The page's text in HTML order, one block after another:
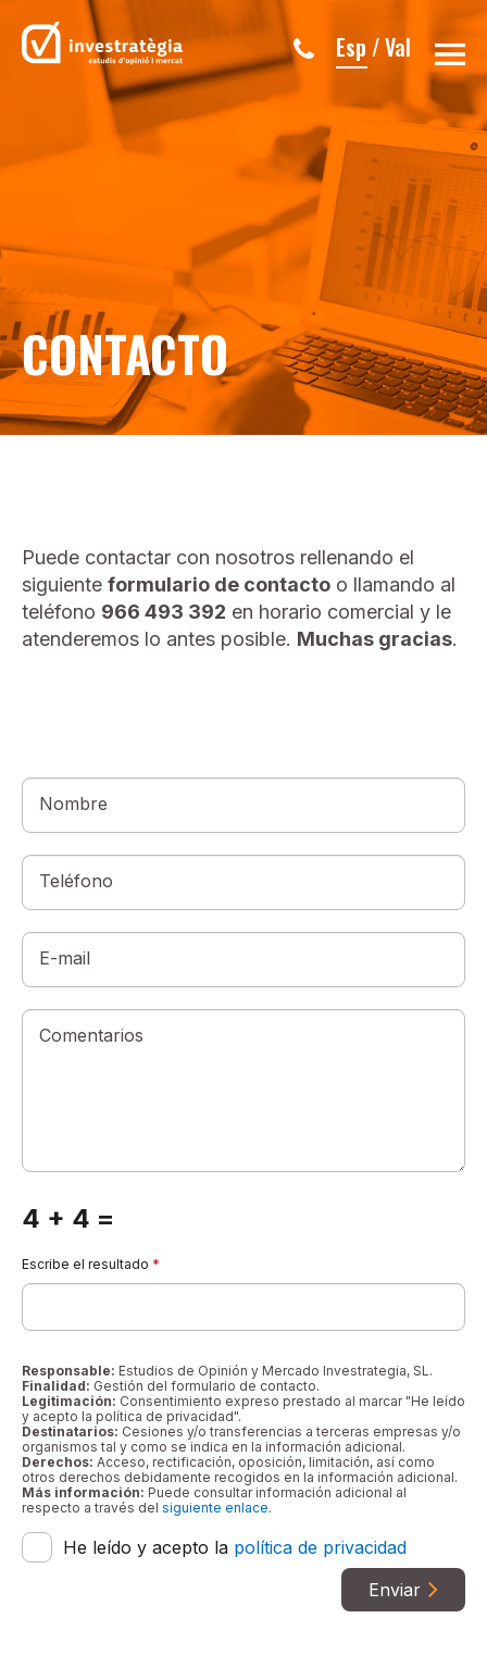
Esp /Val
CONTACTO
Puede contactar con nosotros rellenando el
siguiente formulario de contacto o llamando al
teléfono 966 493 392 en horario comercial y le
atenderemos lo antes posible. Muchas gracias.
Nombre
Teléfono
E-mail
Comentarios
4 + 4 =
Escribe el resultado *
Responsable: Estudios de Opinión y Mercado Investrategia, SL.
Finalidad: Gestión del formulario de contacto.
Legitimación: Consentimiento expreso prestado al marcar "He leído
y acepto la política de privacidad".
Destinatarios: Cesiones y/o transferencias a terceras empresas y/o
organismos tal y como se indica en la información adicional.
Derechos: Acceso, rectificación, oposición, limitación, así como
otros derechos debidamente recogidos en la información adicional.
Más información: Puede consultar información adicional al
respecto a través del siguiente enlace.
He leído y acepto la política de privacidad
Enviar